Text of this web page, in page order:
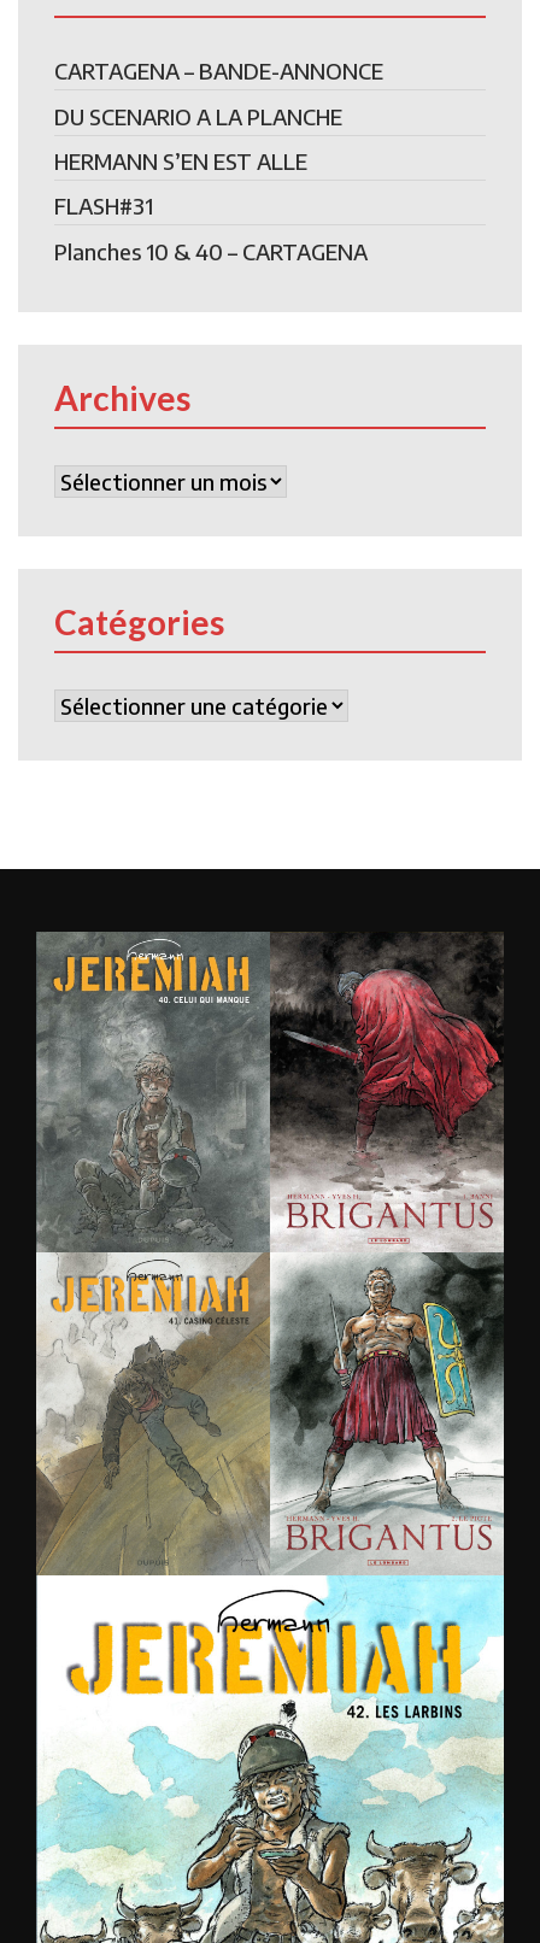
CARTAGENA – BANDE-ANNONCE
DU SCENARIO A LA PLANCHE
HERMANN S’EN EST ALLE
FLASH#31
Planches 10 & 40 – CARTAGENA
Archives
Archives
Catégories
Catégories